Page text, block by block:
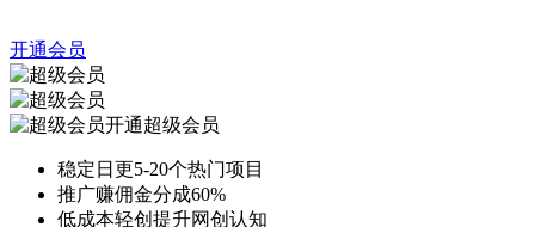
开通会员
开通超级会员
稳定日更5-20个热门项目
推广赚佣金分成60%
低成本轻创提升网创认知